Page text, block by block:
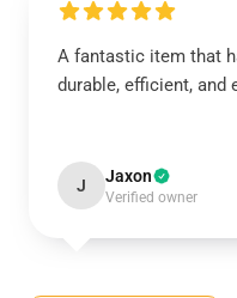
A fantastic item that
durable, efficient, and
J Jaxon
Verified owner